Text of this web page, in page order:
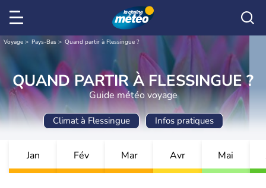
Voyage Pays-Bas Quand partir à Flessingue ?
QUAND PARTIR À FLESSINGUE ?
Guide météo voyage
Climat à Flessingue Infos pratiques
Jan Fév Mar Avr Mai